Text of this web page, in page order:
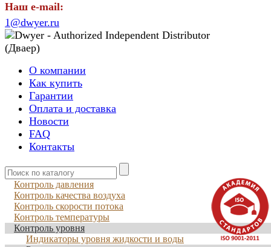
Наш e-mail:
1@dwyer.ru
О компании
Как купить
Гарантии
Оплата и доставка
Новости
FAQ
Контакты
Контроль давления
Контроль качества воздуха
Контроль скорости потока
Контроль температуры
Контроль уровня
Индикаторы уровня жидкости и воды